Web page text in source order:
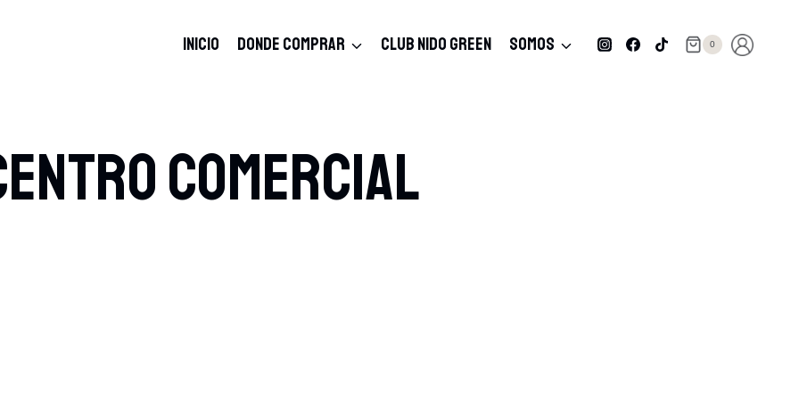
INICIO DONDE COMPRAR CLUB NIDO GREEN SOMOS 0
Comercial